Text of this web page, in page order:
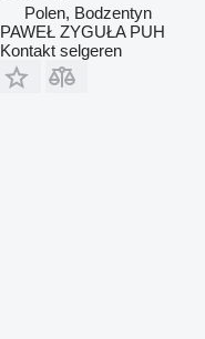
Polen, Bodzentyn
PAWEŁ ZYGUŁA PUH
Kontakt selgeren